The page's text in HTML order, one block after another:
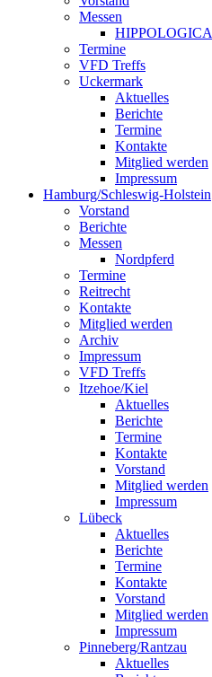
Messen
HIPPOLOGICA
Termine
VFD Treffs
Uckermark
Aktuelles
Berichte
Termine
Kontakte
Mitglied werden
Impressum
Hamburg/Schleswig-Holstein
Vorstand
Berichte
Messen
Nordpferd
Termine
Reitrecht
Kontakte
Mitglied werden
Archiv
Impressum
VFD Treffs
Itzehoe/Kiel
Aktuelles
Berichte
Termine
Kontakte
Vorstand
Mitglied werden
Impressum
Lübeck
Aktuelles
Berichte
Termine
Kontakte
Vorstand
Mitglied werden
Impressum
Pinneberg/Rantzau
Aktuelles